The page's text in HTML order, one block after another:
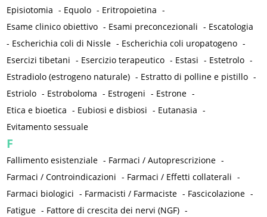
Episiotomia - Equolo - Eritropoietina -
Esame clinico obiettivo - Esami preconcezionali - Escatologia
- Escherichia coli di Nissle - Escherichia coli uropatogeno -
Esercizi tibetani - Esercizio terapeutico - Estasi - Estetrolo -
Estradiolo (estrogeno naturale) - Estratto di polline e pistillo -
Estriolo - Estroboloma - Estrogeni - Estrone -
Etica e bioetica - Eubiosi e disbiosi - Eutanasia -
Evitamento sessuale
F
Fallimento esistenziale - Farmaci / Autoprescrizione -
Farmaci / Controindicazioni - Farmaci / Effetti collaterali -
Farmaci biologici - Farmacisti / Farmaciste - Fascicolazione -
Fatigue - Fattore di crescita dei nervi (NGF) -